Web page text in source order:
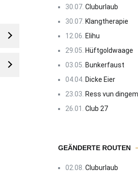
30.07. Cluburlaub
30.07. Klangtherapie
12.06. Elihu
29.05. Hüftgoldwaage
03.05. Bunkerfaust
04.04. Dicke Eier
23.03. Ress vun
26.01. Club 27
GEÄNDERTE ROUTEN
02.08. Cluburlaub